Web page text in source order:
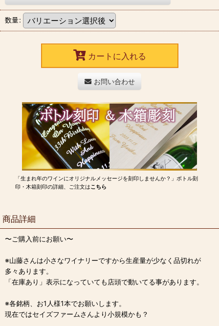
数量:
カートに入れる
お問い合わせ
「生まれ年のワインにオリジナルメッセージを刻印しませんか？」ボトル刻
印・木箱刻印の詳細、ご注文はこちら
商品詳細
〜ご購入前にお願い〜
※山藤さんは小さなワイナリーですから生産量が少なく品切れが
多々あります。
「在庫あり」表示になっていても店頭で動いてる事があります。
※各銘柄、お1人様1本でお願いします。
現在ではセイズファームさんより小規模かも？